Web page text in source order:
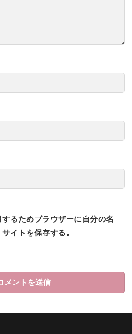
るためブラウザーに自分の名
イトを保存する。